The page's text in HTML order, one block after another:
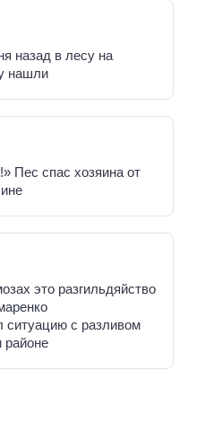
назад в лесу на
нашли
Пес спас хозяина от
это разгильдяйство
ситуацию с разливом
районе